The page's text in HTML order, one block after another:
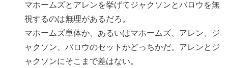
マホームズとアレンを挙げてジャクソンとバロウを無
視するのは無理があるだろ。
マホームズ単体か、あるいはマホームズ、アレン、ジ
ャクソン、バロウのセットかどっちかだ。アレンとジ
ャクソンにそこまで差はない。